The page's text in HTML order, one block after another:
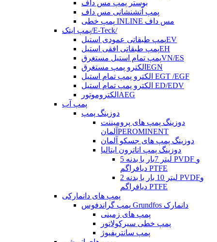
بوستر پمپ مس داف
پمپ آتشنشانی مس داف
پمپ خطی INLINE مس داف
پمپ ایتک/E-Teck/
پمپ طبقاتی عمودی استیلEV
پمپ طبقاتی افقی استیلEH
پمپ تمام استیل مستغرقVN/ES
الکترو پمپ مستغرقEGN
الکترو پمپ تمام استیل EGT /EGF
الکترو پمپ تمام استیل ED/EDV
الکتروموتورAEG
پمپ آب
دوزینگ پمپ
دوزینگ پمپ های پرومیننت
آلمانPEROMINENT
دوزینگ پمپ های جسکو آلمان
دوزینگ پمپ اتاترون ایتالیا
5 لیتر 7بار با بدنه PVDF و
دیافراگم PTFE
2 لیتر 10 بار با بدنه PVDFو
دیافراگم PTFE
پمپ های دانمارکی
پمپ گراندفوس Grundfos دانمارک
پمپ های زمینی
پمپ خطی سیرکولاتور
پمپ سانتریفیوژ